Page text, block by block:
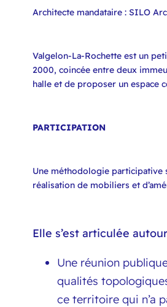
Architecte mandataire : SILO
Valgelon-La-Rochette est un
2000, coincée entre deux
halle et de proposer un espace
PARTICIPATION
Une méthodologie participative
réalisation de mobiliers et
Elle s’est articulée
Une réunion
qualités
ce territoire qui n’a